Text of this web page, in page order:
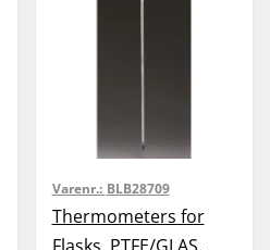
Varenr.: BLB28709
Thermometers for
Flasks, PTFE/GLAS,